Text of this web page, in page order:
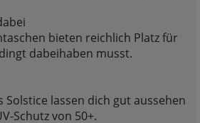
bieten reichlich Platz für
dabeihaben musst.
Solstice lassen dich gut aussehen
Schutz von 50+.